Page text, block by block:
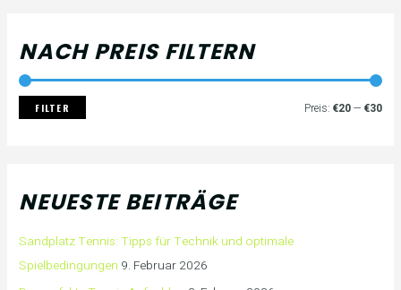
NACH PREIS FILTERN
FILTER Preis: €20— €30
NEUESTE BEITRÄGE
Sandplatz Tennis: Tipps für Technik und optimale
Spielbedingungen 9. Februar 2026